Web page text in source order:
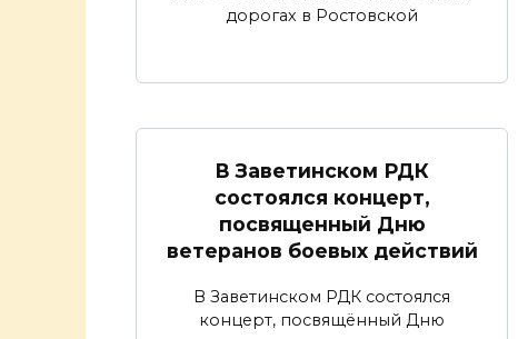
дорогах в Ростовской
В Заветинском РДК
состоялся концерт,
посвященный Дню
ветеранов боевых действий
В Заветинском РДК состоялся
концерт, посвящённый Дню